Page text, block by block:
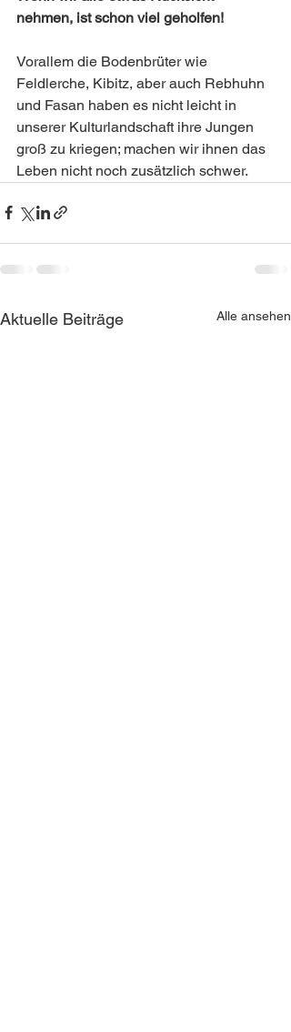
nehmen, ist schon viel geholfen!
Vorallem die Bodenbrüter wie
Feldlerche, Kibitz, aber auch Rebhuhn
und Fasan haben es nicht leicht in
unserer Kulturlandschaft ihre Jungen
groß zu kriegen; machen wir ihnen das
Leben nicht noch zusätzlich schwer.
Aktuelle Beiträge Alle ansehen